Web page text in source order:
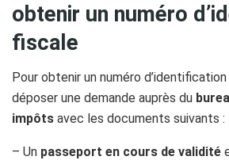
obtenir un numéro d’
fiscale
Pour obtenir un numéro
déposer une demande auprès du
impôts avec les documents suivants :
– Un passeport en cours de validité